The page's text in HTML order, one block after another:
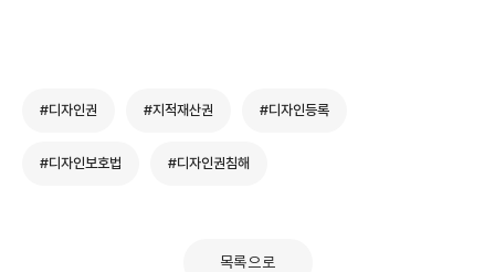
#디자인권 #지적재산권 #디자인등록
#디자인보호법 #디자인권침해
목록으로